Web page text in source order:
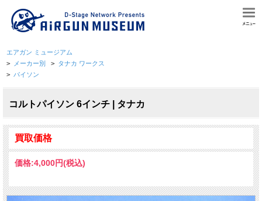
エアガン ミュージアム
> メーカー別 > タナカ ワークス
> パイソン
コルトパイソン 6インチ | タナカ
買取価格
価格:4,000円(税込)